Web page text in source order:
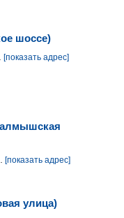
шоссе)
[показать адрес]
[показать адрес]
улица)